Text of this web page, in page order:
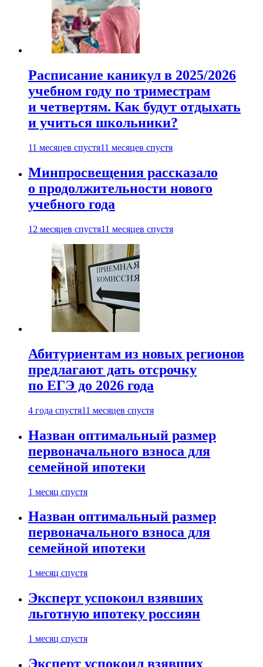
Расписание каникул в 2025/2026
учебном году по триместрам
и четвертям. Как будут отдыхать
и учиться школьники?
11 месяцев спустя11 месяцев спустя
Минпросвещения рассказало
о продолжительности нового
учебного года
12 месяцев спустя11 месяцев спустя
Абитуриентам из новых регионов
предлагают дать отсрочку
по ЕГЭ до 2026 года
4 года спустя11 месяцев спустя
Назван оптимальный размер
первоначального взноса для
семейной ипотеки
1 месяц спустя
Назван оптимальный размер
первоначального взноса для
семейной ипотеки
1 месяц спустя
Эксперт успокоил взявших
льготную ипотеку россиян
1 месяц спустя
Эксперт успокоил взявших